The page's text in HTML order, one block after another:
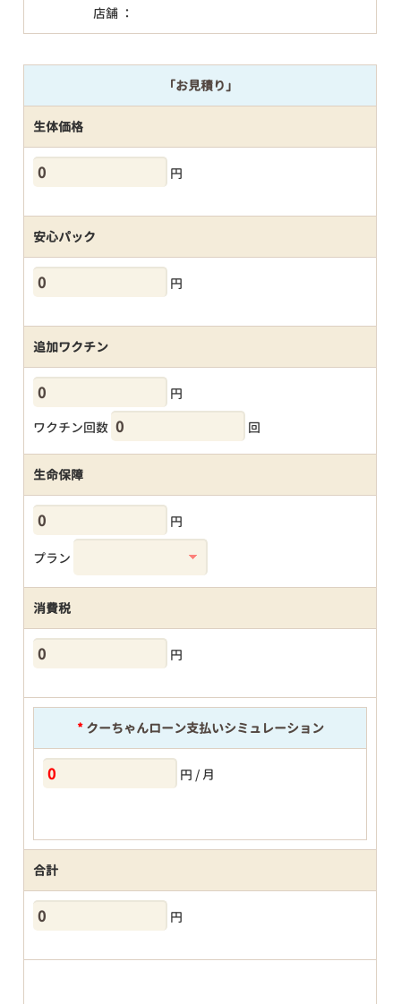
店舗 ：
「お見積り」
生体価格
円
安心パック
円
追加ワクチン
円
ワクチン回数
回
生命保障
円
プラン
消費税
円
*クーちゃんローン支払いシミュレーション
円 / 月
合計
円